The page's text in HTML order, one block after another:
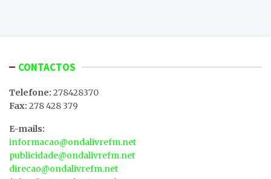
CONTACTOS
Telefone: 278428370
Fax: 278 428 379
E-mails:
informacao@ondalivrefm.net
publicidade@ondalivrefm.net
direcao@ondalivrefm.net